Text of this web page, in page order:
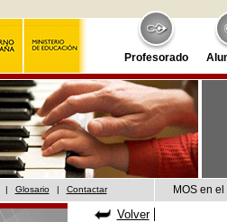
Profesorado
| Glosario | Contactar MOS en
Volver